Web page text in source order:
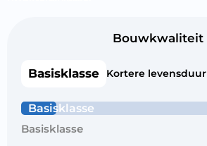
Bouwkwaliteit
Basisklasse Kortere levensduur
Basisklasse
Basisklasse